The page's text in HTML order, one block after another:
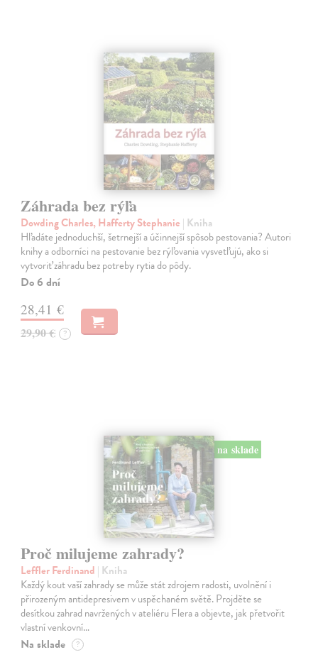
Záhrada bez rýľa
Dowding Charles, Hafferty Stephanie | Kniha
Hľadáte jednoduchší, šetrnejší a účinnejší spôsob pestovania? Autori
knihy a odborníci na pestovanie bez rýľovania vysvetľujú, ako si
vytvoriť záhradu bez potreby rytia do pôdy.
Do 6 dní
28,41 €
29,90 € ?
na sklade
Proč milujeme zahrady?
Leffler Ferdinand | Kniha
Každý kout vaší zahrady se může stát zdrojem radosti, uvolnění i
přirozeným antidepresivem v uspěchaném světě. Projděte se
desítkou zahrad navržených v ateliéru Flera a objevte, jak přetvořit
vlastní venkovní…
Na sklade ?